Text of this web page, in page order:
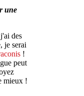
une
des
je serai
!
peut
mieux !